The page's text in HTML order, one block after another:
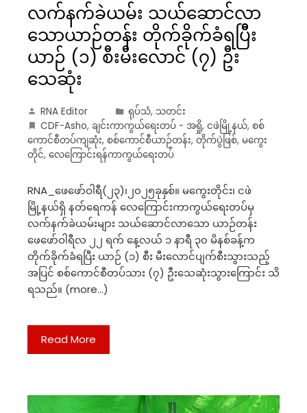
လက်နက်ခဲယမ်း သယ်ဆောင်လာ
သောယာဉ်တန်း တိုက်ခိုက်ခံရပြီီး
ယာဉ် (၁) စီးမီးလောင် (၇) ဦး
သေဆုံး
RNA Editor ရုပ်သံ, သတင်း
CDF-Asho, ချင်းကာကွယ်ရေးတပ် - အရှို, ငဖဲမြို့နယ်, စစ်
ကောင်စီတပ်ကျဆုံး, စစ်ကောင်စီယာဉ်တန်း, တိုက်ပွဲဖြစ်, မကွေး
တိုင်, လေကြောင်းရန်ကာကွယ်ရေးတပ်
RNA_ဖေဖော်ဝါရီ(၂၃)၊၂၀၂၅ခုနှစ်။ မကွေးတိုင်း၊ ငဖဲ
မြို့နယ်ရှိ နတ်ရေကန် လေကြောင်းကာကွယ်ရေးတပ်မှ
လက်နက်ခဲယမ်းများ သယ်ဆောင်လာသော ယာဉ်တန်း
ဖေဖော်ဝါရီလ ၂၂ ရက် နေ့လယ် ၁ နာရီ ၃၀ မိနစ်ခန့်က
တိုက်ခိုက်ခံရပြီး ယာဉ် (၁) စီး မီးလောင်ပျက်စီးသွားသည့်
အပြင် စစ်ကောင်စီတပ်သား (၇) ဦးသေဆုံးသွားကြောင်း သိ
ရသည်။ (more…)
Read More